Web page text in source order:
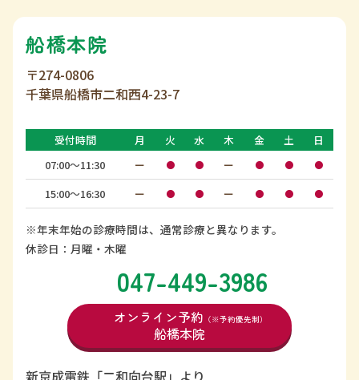
船橋本院
〒274-0806
千葉県船橋市二和西4-23-7
受付時間 月 火 水 木 金 土
日
07:00〜11:30
ー ● ● ー ● ● ●
15:00〜16:30 ー ● ● ー ● ● ●
※年末年始の診療時間は、通常診療と異なります。
休診日：月曜・木曜
047-449-3986
オンライン予約 （※予約優先制）
船橋本院
新京成電鉄「二和向台駅」より